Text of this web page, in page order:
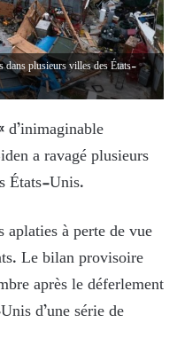
dans plusieurs villes des États-
d’inimaginable
a ravagé plusieurs
États-Unis.
à perte de vue
Le bilan provisoire
après le déferlement
d’une série de